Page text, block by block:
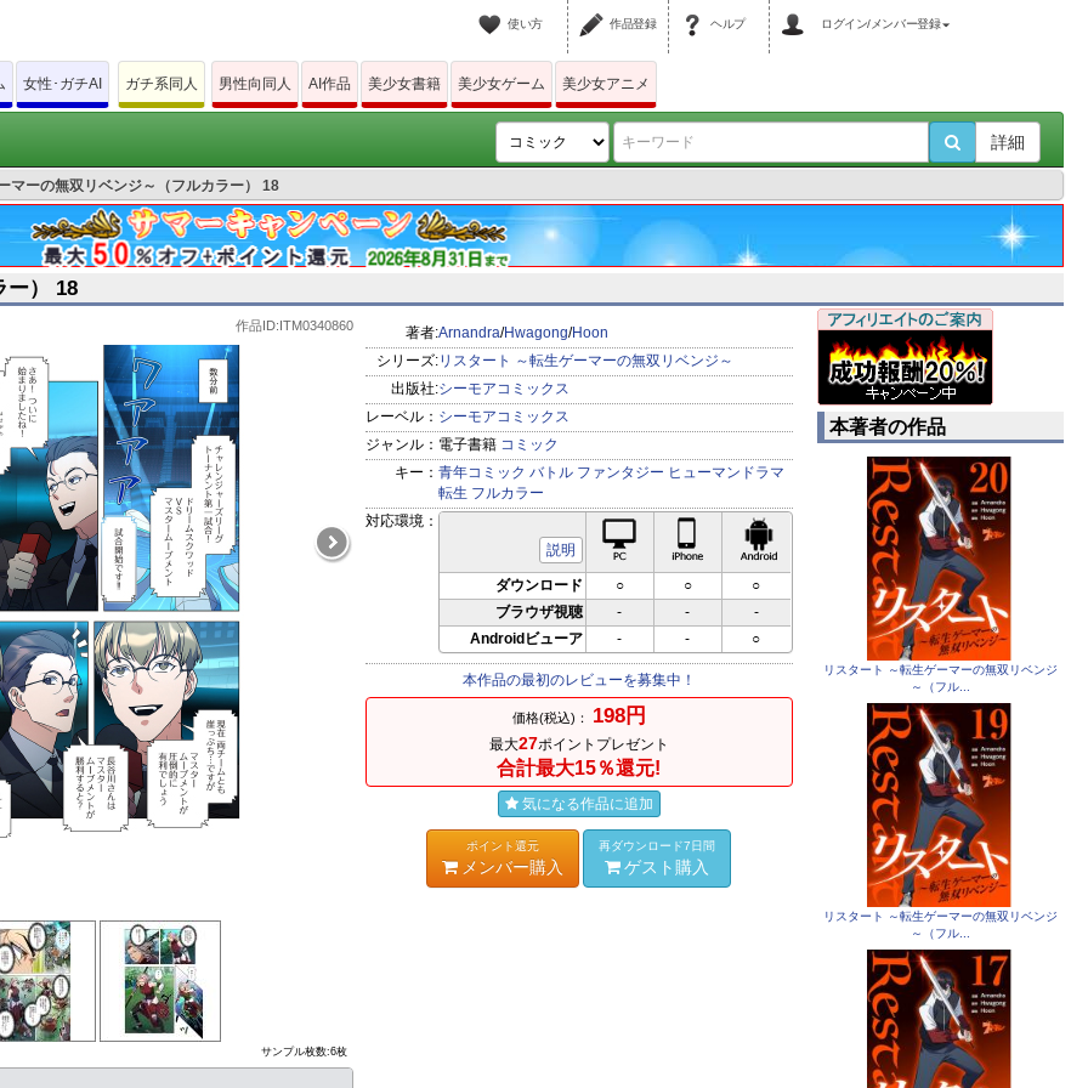
使い方 作品登録 ヘルプ ログイン/メンバー登録
女性･ガチAI ガチ系同人 男性向同人 AI作品 美少女書籍 美少女ゲーム 美少女アニメ
詳細
マーの無双リベンジ～（フルカラー） 18
ー） 18
作品ID:ITM0340860
サンプル枚数:6枚
著者:Arnandra/Hwagong/Hoon
シリーズ:リスタート ～転生ゲーマーの無双リベンジ～
出版社:シーモアコミックス
レーベル： シーモアコミックス
ジャンル： 電子書籍 コミック
キー： 青年コミック バトル ファンタジー ヒューマンドラマ
転生 フルカラー
対応環境：
説明
PC対応 iPhone対応
ダウンロード ○ ○
○
ブラウザ視聴
- -
-
Androidビューア
- - ○
本作品の最初のレビューを募集中！
価格(税込)： 198円
最大27ポイントプレゼント
合計最大15％還元!
気になる作品に追加
ポイント還元
メンバー購入
再ダウンロード7日間
ゲスト購入
本著者の作品
リスタート ～転生ゲーマーの無双リベンジ
～（フル...
リスタート ～転生ゲーマーの無双リベンジ
～（フル...